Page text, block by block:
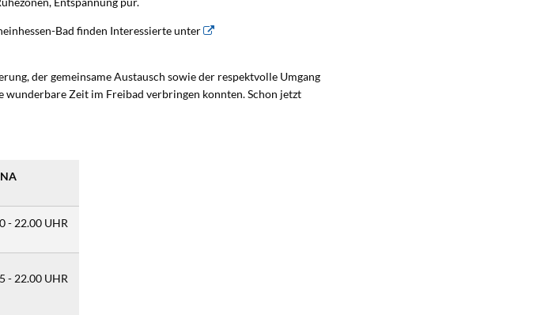
Bad finden Interessierte unter
der gemeinsame Austausch sowie der respektvolle Umgang
wunderbare Zeit im Freibad verbringen konnten. Schon jetzt
- 22.00 UHR
- 22.00 UHR